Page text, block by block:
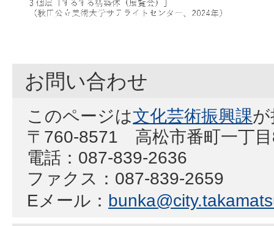
お問い合わせ
このページは文化芸術振興課
〒760-8571 高松市番町一丁
電話：087-839-2636
ファクス：087-839-2659
Eメール：